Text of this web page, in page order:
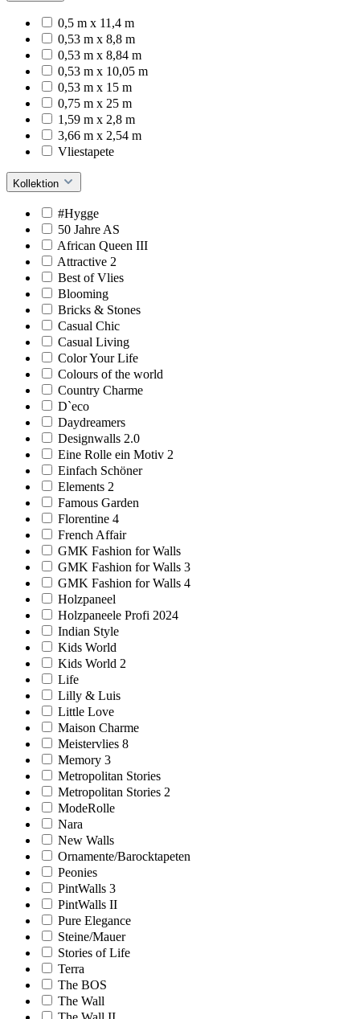
0,5 m x 11,4 m
0,53 m x 8,8 m
0,53 m x 8,84 m
0,53 m x 10,05 m
0,53 m x 15 m
0,75 m x 25 m
1,59 m x 2,8 m
3,66 m x 2,54 m
Vliestapete
Kollektion
#Hygge
50 Jahre AS
African Queen III
Attractive 2
Best of Vlies
Blooming
Bricks & Stones
Casual Chic
Casual Living
Color Your Life
Colours of the world
Country Charme
D`eco
Daydreamers
Designwalls 2.0
Eine Rolle ein Motiv 2
Einfach Schöner
Elements 2
Famous Garden
Florentine 4
French Affair
GMK Fashion for Walls
GMK Fashion for Walls 3
GMK Fashion for Walls 4
Holzpaneel
Holzpaneele Profi 2024
Indian Style
Kids World
Kids World 2
Life
Lilly & Luis
Little Love
Maison Charme
Meistervlies 8
Memory 3
Metropolitan Stories
Metropolitan Stories 2
ModeRolle
Nara
New Walls
Ornamente/Barocktapeten
Peonies
PintWalls 3
PintWalls II
Pure Elegance
Steine/Mauer
Stories of Life
Terra
The BOS
The Wall